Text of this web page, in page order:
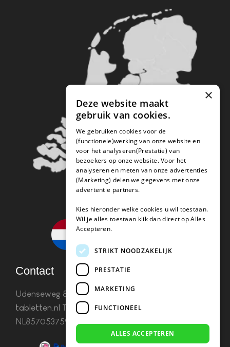
Contact
Udenseweg 8B 5405 PA Udeninfo(@)koffie-
tabletten.nl Tel. 085 782 5578KvK 67529623 Btw:
NL857053759B01
×
Deze website maakt
gebruik van cookies.
We gebruiken cookies voor de
(functionele)werking van onze website en
voor het analyseren(Prestatie) van
bezoekers op onze website. Voor het
analyseren en meten van onze advertenties
(Marketing) delen we gegevens met onze
advertentie partners.
Kies hieronder welke cookies u wil toestaan.
Wil je alles toestaan klik dan direct op Alles
Accepteren.
STRIKT NOODZAKELIJK
PRESTATIE
MARKETING
FUNCTIONEEL
ALLES ACCEPTEREN